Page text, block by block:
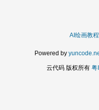
AI绘画教程
Powered by
云代码 版权所有 粤